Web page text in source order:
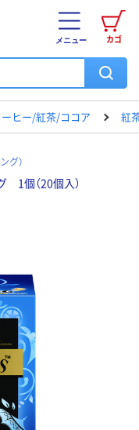
カゴ
メニュー
ーヒー/紅茶/ココア 紅
グ）
1個（20個入）